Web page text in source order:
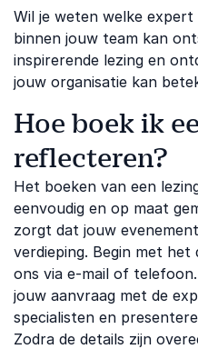
Wil je weten welke
binnen jouw team kan
inspirerende lezing en
jouw organisatie kan
Hoe boek ik
reflecteren?
Het boeken van een
eenvoudig en op maat
zorgt dat jouw
verdieping. Begin met
ons via e-mail of
jouw aanvraag met de
specialisten en
Zodra de details zijn